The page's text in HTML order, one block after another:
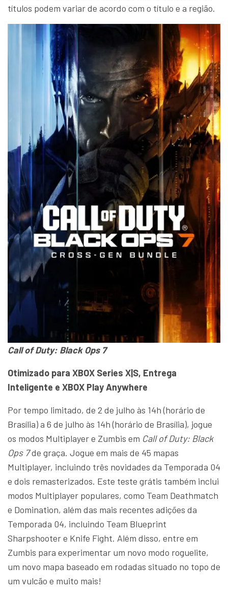
títulos podem variar de acordo com o título e a região.
Call of Duty: Black Ops 7
Otimizado para XBOX Series X|S, Entrega
Inteligente e XBOX Play Anywhere
Por tempo limitado, de 2 de julho às 14h (horário de
Brasília) a 6 de julho às 14h (horário de Brasília), jogue
os modos Multiplayer e Zumbis em Call of Duty: Black
Ops 7de graça. Jogue em mais de 45 mapas
Multiplayer, incluindo três novidades da Temporada 04
e dois remasterizados. Este teste grátis também inclui
modos Multiplayer populares, como Team Deathmatch
e Domination, além das mais recentes adições da
Temporada 04, incluindo Team Blueprint
Sharpshooter e Knife Fight. Além disso, entre em
Zumbis para experimentar um novo modo roguelite,
um novo mapa baseado em rodadas situado no topo de
um vulcão e muito mais!